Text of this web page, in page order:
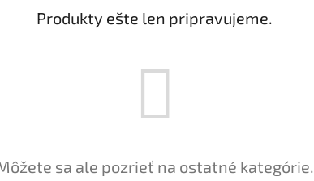
Produkty ešte len pripravujeme.
sa ale pozrieť na ostatné kategórie.